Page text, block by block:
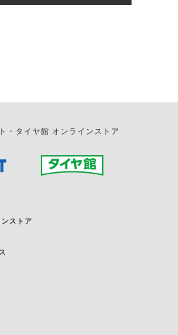
ては、直接ご予約の店舗まで
・タイヤ館 オンラインストア
ストア